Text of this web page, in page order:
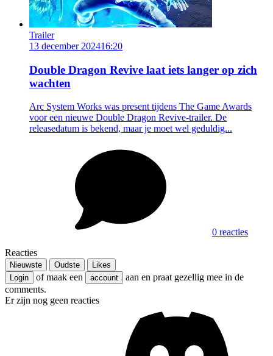
Trailer
13 december 202416:20
Double Dragon Revive laat iets langer op zich
wachten
Arc System Works was present tijdens The Game Awards
voor een nieuwe Double Dragon Revive-trailer. De
releasedatum is bekend, maar je moet wel geduldig...
0 reacties
Reacties
Nieuwste Oudste
Likes
Login
of maak een account
aan en praat gezellig mee in de
comments.
Er zijn nog geen reacties